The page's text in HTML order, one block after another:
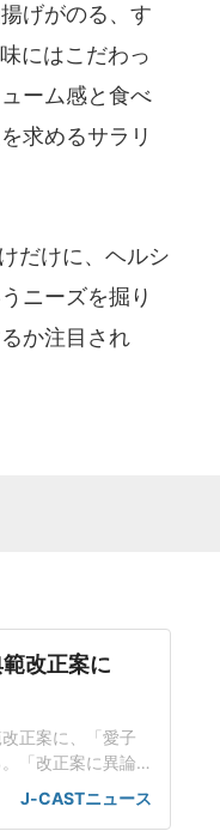
げがのる、す
にはこだわっ
ーム感と食べ
求めるサラリ
だけに、ヘルシ
ニーズを掘り
か注目され
改正案に
正案に、「愛子
「改正案に異論
「大下容子ワイ
し、旧宮家から養
J-CASTニュース